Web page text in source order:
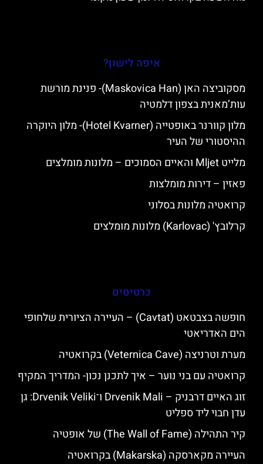
איפה לישון?
מסקוביצה האן (Maskovica Han)- פנינת מורשת
עות’מאנית בצפון דלמטיה
מלון קוורנר באופטייה (Hotel Kvarner)- מלון היוקרה
ההיסטורי של העיר
מלייט Mljet והאיים הסמוכים – מלונות מומלצים
פאזין – דירות מומלצות
קרואטיה מלונות בסלוני
קרלובץ' (Karlovac) מלונות מומלצים
כרטיסים
חופשה בצבטאט (Cavtat) – העיירה הציורית שלחופי
הים האדריאטי
מערת וטרניצה (Veternica Cave) בקרואטיה
קרואטיה עם בני נוער – איך לתכנן נכון- המדריך המקיף
זוג האיים דרבניק – Drvenik Mali ו־Drvenik Veliki: גן
עדן חבוי ליד ספליט
קיר התהילה (The Wall of Fame) של אופטיה
העיירה מקארסקה (Makarska) בקרואטיה